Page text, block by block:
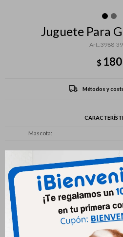
Juguete Para
3988-
$ 180
Métodos y
Mascota
Productos que te